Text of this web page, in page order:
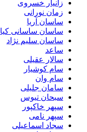
زانیار خسروی
زمان نورانی
ساسان آریا
ساسان ساسانی کیا
ساسان سلیم نژاد
ساعد
سالار عقیلی
سام کوشیار
سام وان
سامان جلیلی
سبحان تیوس
سپهر خاکپور
سپهر نامی
سجاد اسماعیلی